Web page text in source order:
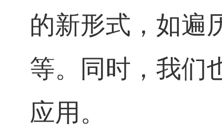
的新形式，如遍
等。同时，我们
应用。